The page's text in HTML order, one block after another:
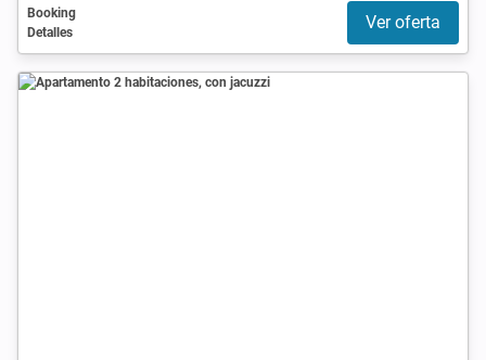
Booking
Detalles
Ver oferta